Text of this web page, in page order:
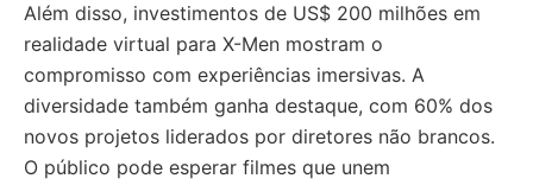
Além disso, investimentos de US$ 200 milhões em
realidade virtual para X-Men mostram o
compromisso com experiências imersivas. A
diversidade também ganha destaque, com 60% dos
novos projetos liderados por diretores não brancos.
O público pode esperar filmes que unem